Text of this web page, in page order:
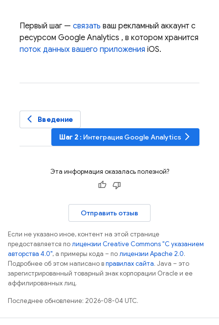
Первый шаг — связать ваш рекламный аккаунт с
ресурсом Google Analytics , в котором хранится
поток данных вашего приложения iOS.
arrow_back_ios
Введение
Шаг 2 : Интеграция Google Analytics arrow_forward_ios
Эта информация оказалась полезной?
Отправить отзыв
Если не указано иное, контент на этой странице
предоставляется полицензии Creative Commons "С указанием
авторства 4.0", а примеры кода – полицензии Apache 2.0.
Подробнее об этом написано вправилах сайта. Java – это
зарегистрированный товарный знак корпорации Oracle и ее
аффилированных лиц.
Последнее обновление: 2026-08-04 UTC.